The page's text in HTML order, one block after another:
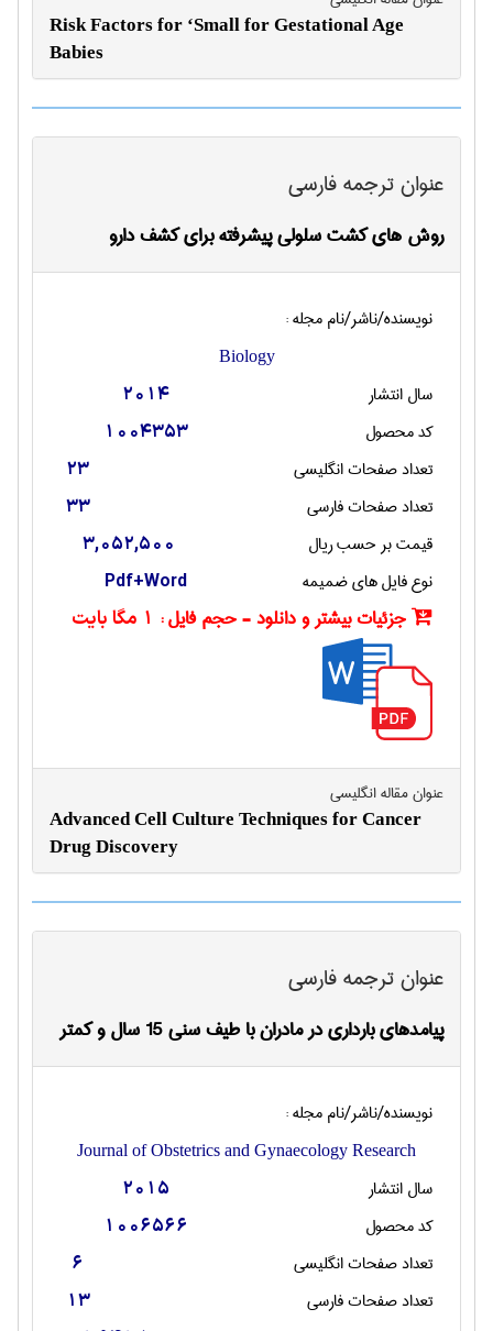
Risk Factors for ‘Small for Gestational Age
Babies
عنوان ترجمه فارسی
روش های کشت سلولی پیشرفته برای کشف دارو
نویسنده/ناشر/نام مجله :
Biology
سال انتشار 2014
کد محصول 1004353
تعداد صفحات انگليسی 23
تعداد صفحات فارسی 33
قیمت بر حسب ریال 3,052,500
نوع فایل های ضمیمه Pdf+Word
جزئیات بیشتر و دانلود - حجم فایل : 1 مگا بایت
عنوان مقاله انگليسی
Advanced Cell Culture Techniques for Cancer
Drug Discovery
عنوان ترجمه فارسی
پیامدهای بارداری در مادران با طیف سنی 15 سال و کمتر
نویسنده/ناشر/نام مجله :
Journal of Obstetrics and Gynaecology Research
سال انتشار 2015
کد محصول 1006566
تعداد صفحات انگليسی 6
تعداد صفحات فارسی 13